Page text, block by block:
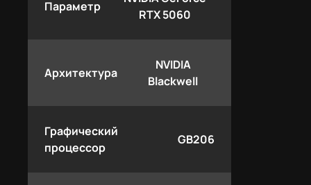
Параметр
RTX 5060
Архитектура
NVIDIA
Blackwell
Графический
процессор
GB206